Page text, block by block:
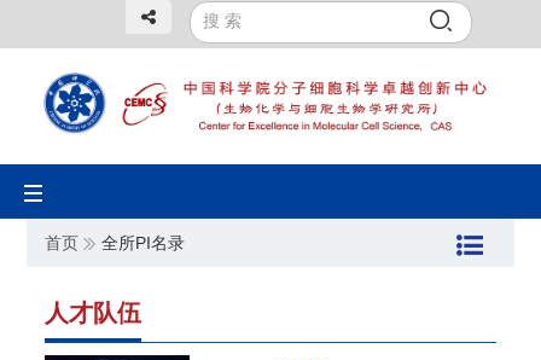
Toggle
navigation
首页
全所PI名录
人才队伍